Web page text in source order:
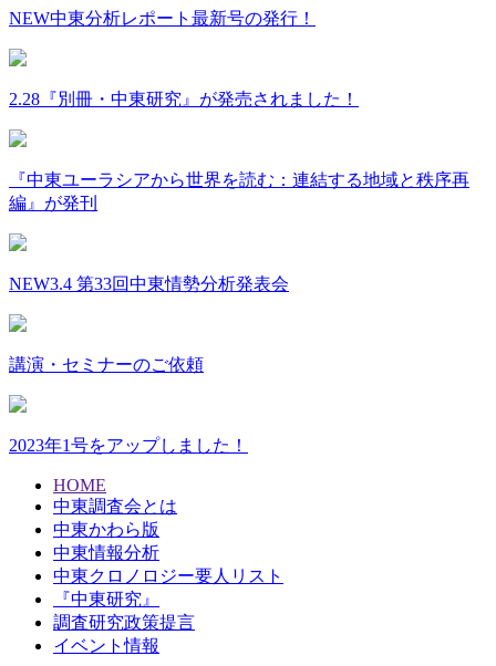
NEW中東分析レポート最新号の発行！
2.28『別冊・中東研究』が発売されました！
『中東ユーラシアから世界を読む：連結する地域と秩序再
編』が発刊
NEW3.4 第33回中東情勢分析発表会
講演・セミナーのご依頼
2023年1号をアップしました！
HOME
中東調査会とは
中東かわら版
中東情報分析
中東クロノロジー要人リスト
『中東研究』
調査研究政策提言
イベント情報